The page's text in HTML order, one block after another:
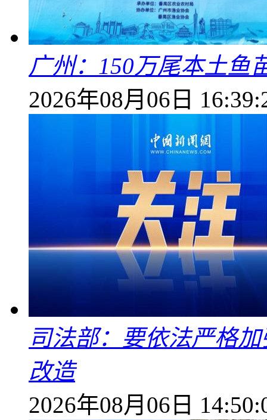
广州：150万尾本土鱼
2026年08月06日
司法部：要依法严格
改造
2026年08月06日